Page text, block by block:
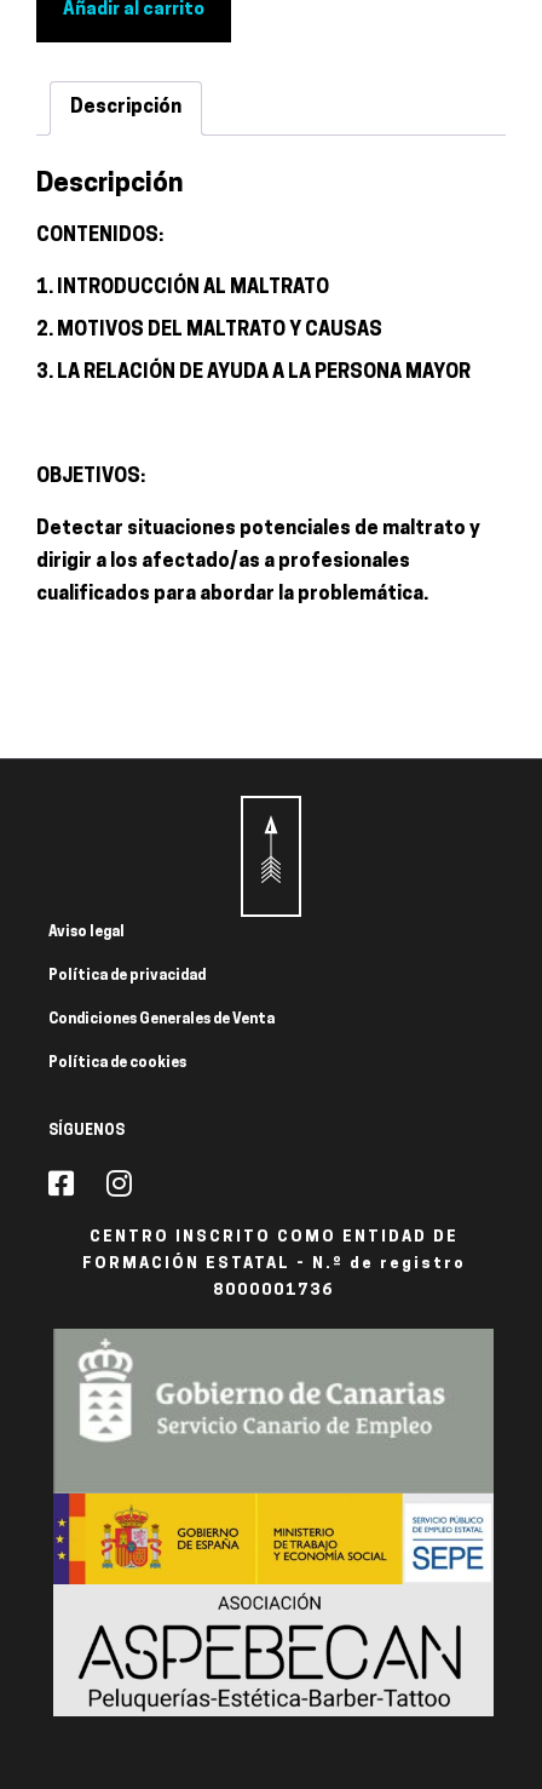
DEPENDIENTES
cantidad
Añadir al carrito
Descripción
Descripción
CONTENIDOS:
1. INTRODUCCIÓN AL MALTRATO
2. MOTIVOS DEL MALTRATO Y CAUSAS
3. LA RELACIÓN DE AYUDA A LA PERSONA MAYOR
OBJETIVOS:
Detectar situaciones potenciales de maltrato y
dirigir a los afectado/as a profesionales
cualificados para abordar la problemática.
Aviso legal
Política de privacidad
Condiciones Generales de Venta
Política de cookies
SÍGUENOS
CENTRO INSCRITO COMO ENTIDAD DE
FORMACIÓN ESTATAL - N.º de registro
8000001736